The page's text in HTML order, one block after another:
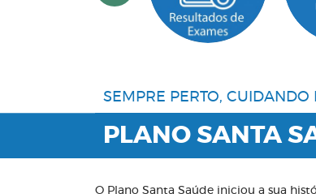
SEMPRE PERTO, CUIDANDO